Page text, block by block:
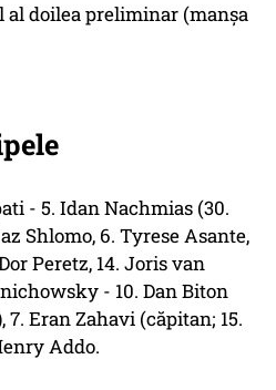
doilea preliminar (manşa
- 5. Idan Nachmias (30.
Shlomo, 6. Tyrese Asante,
Peretz, 14. Joris van
- 10. Dan Biton
7. Eran Zahavi (căpitan; 15.
Addo.